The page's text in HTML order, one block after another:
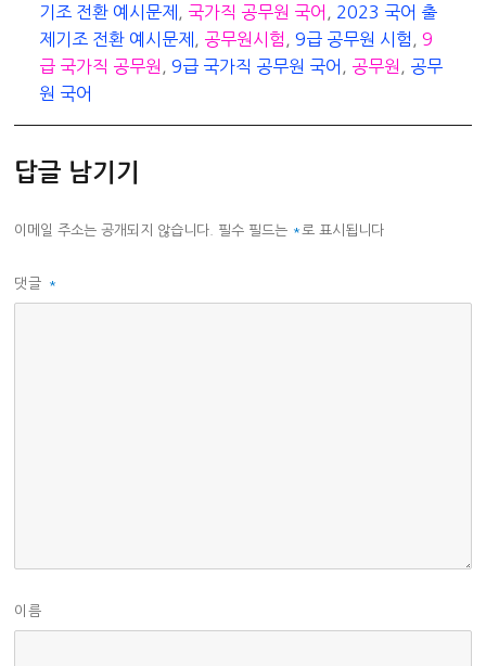
테
고
리
그
기조 전환 예시문제
국가직 공무원 국어
2023 국어 출
제기조 전환 예시문제
공무원시험 ,9급 공무원 시험 ,9
급 국가직 공무원
,9급 국가직 공무원 국어 공무원
공무
원 국어
답글 남기기
이메일 주소는 공개되지 않습니다. 필수 필드는 * 로 표시됩니다
댓글 *
이름